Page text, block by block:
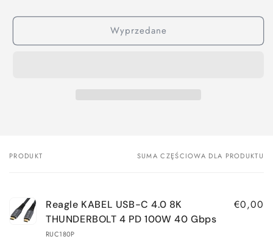
Wyprzedane
Twój
PRODUKT SUMA CZĘŚCIOWA DLA PRODUKTU
Reagle KABEL USB-C 4.0 8K
THUNDERBOLT 4 PD 100W 40 Gbps
RUC180P
€0,00